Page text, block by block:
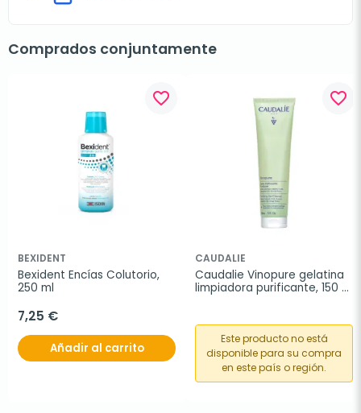
Comprados conjuntamente
favorite_border
BEXIDENT
Bexident Encías Colutorio,
250 ml
7,25 €
Añadir al carrito
favorite_border
CAUDALIE
Caudalie Vinopure gelatina
limpiadora purificante, 150
Este producto no está
disponible para su compra
en este país o región.